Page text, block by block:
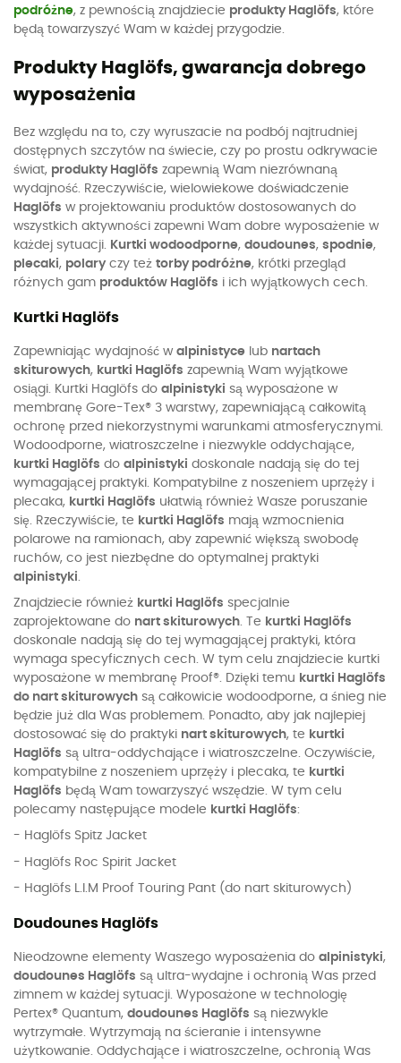
podróżne, z pewnością znajdziecie produkty Haglöfs, które
będą towarzyszyć Wam w każdej przygodzie.
Produkty Haglöfs, gwarancja dobrego
wyposażenia
Bez względu na to, czy wyruszacie na podbój najtrudniej
dostępnych szczytów na świecie, czy po prostu odkrywacie
świat, produkty Haglöfs zapewnią Wam niezrównaną
wydajność. Rzeczywiście, wielowiekowe doświadczenie
Haglöfs w projektowaniu produktów dostosowanych do
wszystkich aktywności zapewni Wam dobre wyposażenie w
każdej sytuacji.
Kurtki wodoodporne, doudounes, spodnie,
plecaki, polaryczy też torby podróżne, krótki przegląd
różnych gam produktów Haglöfs i ich wyjątkowych cech.
Kurtki Haglöfs
Zapewniając wydajność w alpinistyce lub nartach
skiturowych, kurtki Haglöfs zapewnią Wam wyjątkowe
osiągi. Kurtki Haglöfs do alpinistyki są wyposażone w
membranę Gore-Tex® 3 warstwy, zapewniającą całkowitą
ochronę przed niekorzystnymi warunkami atmosferycznymi.
Wodoodporne, wiatroszczelne i niezwykle oddychające,
kurtki Haglöfs do alpinistyki doskonale nadają się do tej
wymagającej praktyki. Kompatybilne z noszeniem uprzęży i
plecaka, kurtki Haglöfs ułatwią również Wasze poruszanie
się. Rzeczywiście, te kurtki Haglöfs mają wzmocnienia
polarowe na ramionach, aby zapewnić większą swobodę
ruchów, co jest niezbędne do optymalnej praktyki
alpinistyki
Znajdziecie również kurtki Haglöfs specjalnie
zaprojektowane do nart skiturowych. Te kurtki Haglöfs
doskonale nadają się do tej wymagającej praktyki, która
wymaga specyficznych cech. W tym celu znajdziecie kurtki
wyposażone w membranę Proof®. Dzięki temu kurtki Haglöfs
do nart skiturowych są całkowicie wodoodporne, a śnieg nie
będzie już dla Was problemem. Ponadto, aby jak najlepiej
dostosować się do praktyki nart skiturowych, te kurtki
Haglöfs są ultra-oddychające i wiatroszczelne. Oczywiście,
kompatybilne z noszeniem uprzęży i plecaka, te kurtki
Haglöfs będą Wam towarzyszyć wszędzie. W tym celu
polecamy następujące modele kurtki Haglöfs:
- Haglöfs Spitz Jacket
- Haglöfs Roc Spirit Jacket
- Haglöfs L.I.M Proof Touring Pant (do nart skiturowych)
Doudounes Haglöfs
Nieodzowne elementy Waszego wyposażenia do alpinistyki,
doudounes Haglöfs są ultra-wydajne i ochronią Was przed
zimnem w każdej sytuacji. Wyposażone w technologię
Pertex® Quantum, doudounes Haglöfs są niezwykle
wytrzymałe. Wytrzymają na ścieranie i intensywne
użytkowanie. Oddychające i wiatroszczelne, ochronią Was